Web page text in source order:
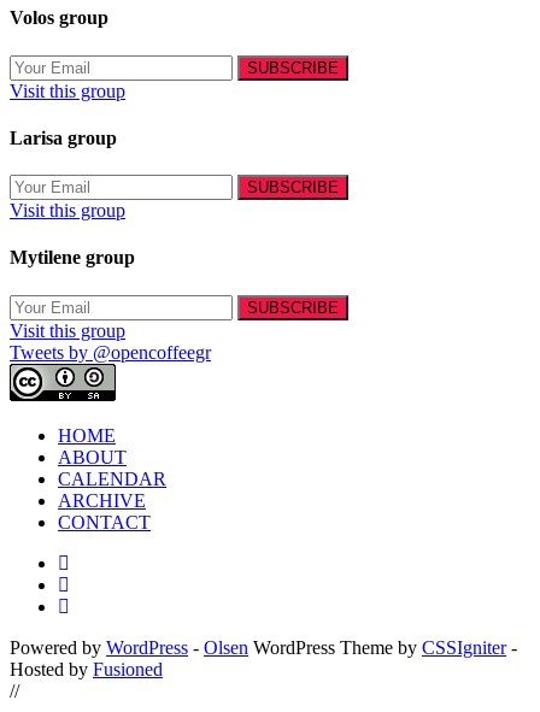
Volos group
Visit this group
Larisa group
Visit this group
Mytilene group
Visit this group
Tweets by @opencoffeegr
HOME
ABOUT
CALENDAR
ARCHIVE
CONTACT
Powered by WordPress - Olsen WordPress Theme by CSSIgniter-
Hosted by Fusioned
//